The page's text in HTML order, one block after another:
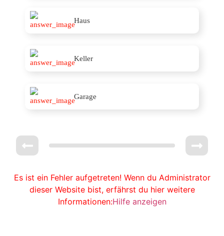
Haus
Keller
Garage
Es ist ein Fehler aufgetreten! Wenn du Administrator
dieser Website bist, erfährst du hier weitere
Informationen:Hilfe anzeigen